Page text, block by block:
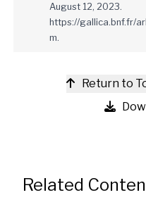
August 12, 2023.
https://gallica.bnf.fr/
m.
Return to
Related